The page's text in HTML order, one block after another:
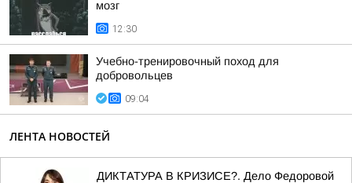
мозг
12:30
Учебно-тренировочный поход для
добровольцев
09:04
ЛЕНТА НОВОСТЕЙ
ДИКТАТУРА В КРИЗИСЕ?. Дело Федоровой